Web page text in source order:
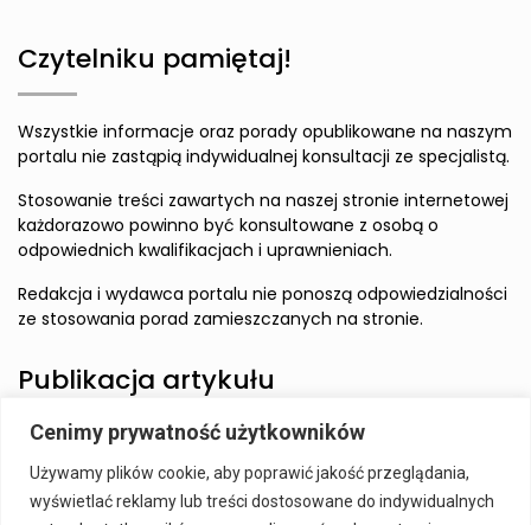
Cenimy prywatność użytkowników
Używamy plików cookie, aby poprawić jakość przeglądania,
wyświetlać reklamy lub treści dostosowane do indywidualnych
Czytelniku pamiętaj!
Wszystkie informacje oraz porady opublikowane na naszym
portalu nie zastąpią indywidualnej konsultacji ze specjalistą.
Stosowanie treści zawartych na naszej stronie internetowej
każdorazowo powinno być konsultowane z osobą o
odpowiednich kwalifikacjach i uprawnieniach.
Redakcja i wydawca portalu nie ponoszą odpowiedzialności
ze stosowania porad zamieszczanych na stronie.
Publikacja artykułu
naszym serwisie.